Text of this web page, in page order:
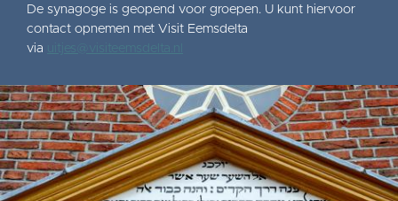
De synagoge is geopend voor groepen. U kunt hiervoor
contact opnemen met Visit Eemsdelta
via
uitjes@visiteemsdelta.nl